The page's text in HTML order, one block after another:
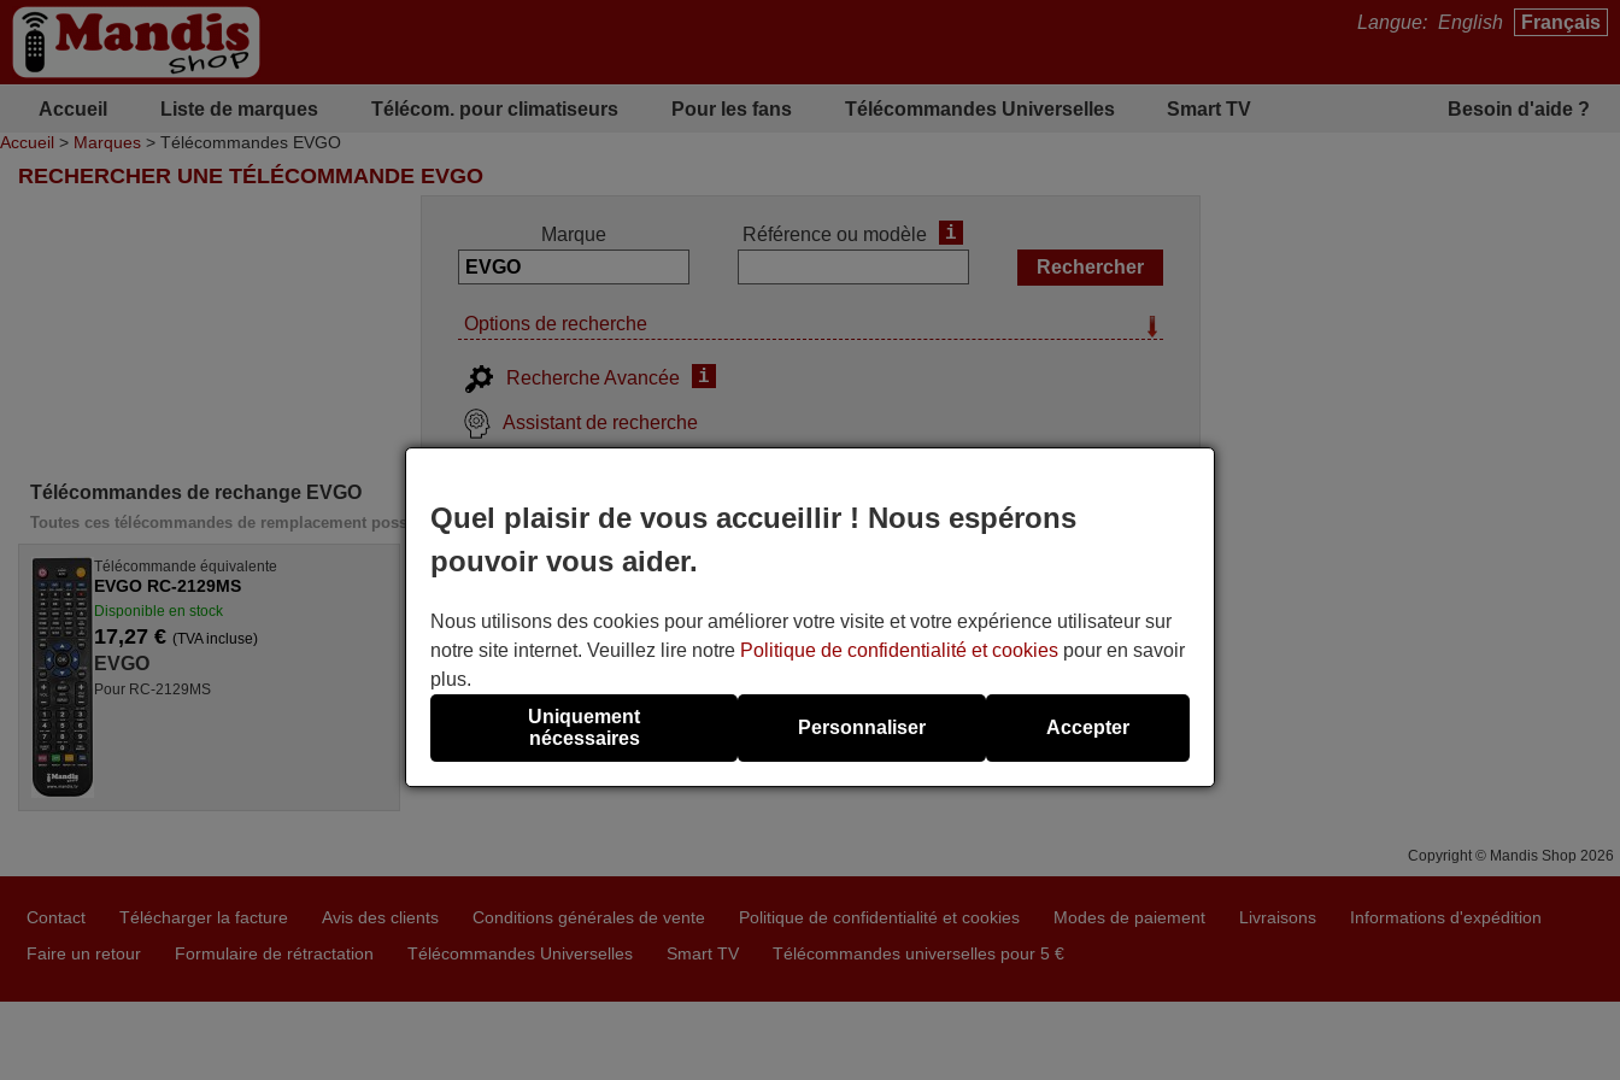
Langue: English Français
Accueil Liste de marques Télécom. pour climatiseurs Pour les fans Télécommandes Universelles Smart TV Besoin d'aide ?
Accueil > Marques > Télécommandes EVGO
RECHERCHER UNE TÉLÉCOMMANDE EVGO
Marque Référence ou modèle i
Options de recherche
Recherche Avancée i
Assistant de recherche
Télécommandes de rechange EVGO
Toutes ces télécommandes de remplacement possèdent l'intégralité des fonctions de la télécommande d'origine
Télécommande équivalente
EVGO RC-2129MS
Disponible en stock
17,27 € (TVA incluse)
EVGO
Pour RC-2129MS
Copyright © Mandis Shop 2026
Contact Télécharger la facture Avis des clients Conditions générales de vente Politique de confidentialité et cookies Modes de paiement Livraisons
Informations d'expédition
Faire un retour
Formulaire de rétractation Télécommandes Universelles Smart TV Télécommandes universelles pour 5 €
Quel plaisir de vous accueillir ! Nous espérons
pouvoir vous aider.
Nous utilisons des cookies pour améliorer votre visite et votre expérience utilisateur sur
notre site internet. Veuillez lire notre Politique de confidentialité et cookies pour en savoir
plus.
Uniquement
nécessaires
Personnaliser Accepter